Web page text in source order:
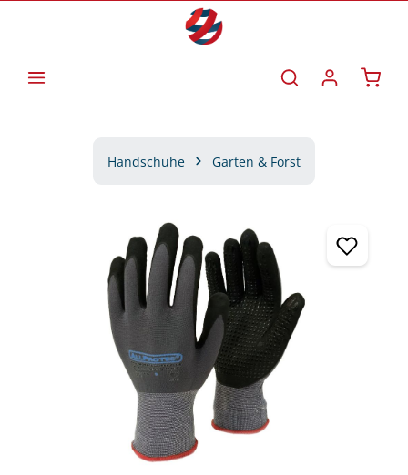
Handschuhe Garten & Forst